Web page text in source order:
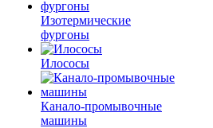
Изотермические
фургоны
Илососы
Канало-промывочные
машины